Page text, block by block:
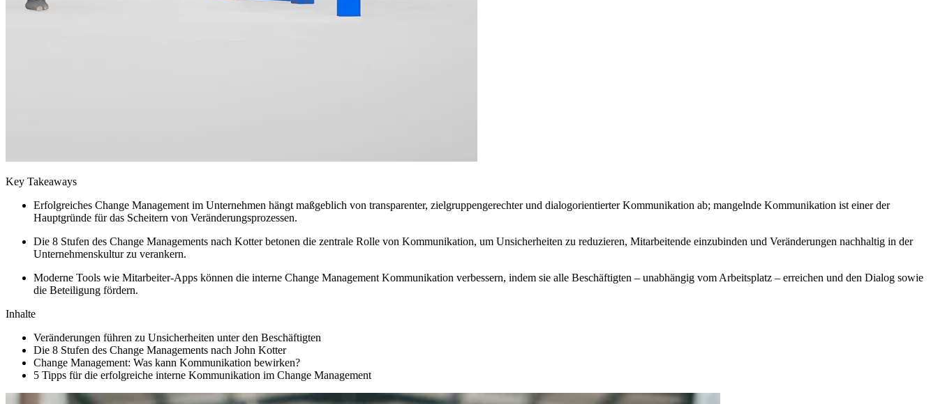
Key Takeaways
Erfolgreiches Change Management im Unternehmen hängt maßgeblich von transparenter, zielgruppengerechter und dialogorientierter Kommunikation ab; mangelnde Kommunikation ist einer der
Hauptgründe für das Scheitern von Veränderungsprozessen.
Die 8 Stufen des Change Managements nach Kotter betonen die zentrale Rolle von Kommunikation, um Unsicherheiten zu reduzieren, Mitarbeitende einzubinden und Veränderungen nachhaltig in der
Unternehmenskultur zu verankern.
Moderne Tools wie Mitarbeiter-Apps können die interne Change Management Kommunikation verbessern, indem sie alle Beschäftigten – unabhängig vom Arbeitsplatz – erreichen und den Dialog sowie
die Beteiligung fördern.
Inhalte
Veränderungen führen zu Unsicherheiten unter den Beschäftigten
Die 8 Stufen des Change Managements nach John Kotter
Change Management: Was kann Kommunikation bewirken?
5 Tipps für die erfolgreiche interne Kommunikation im Change Management